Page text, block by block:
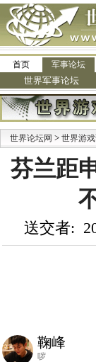
首页 军事论坛
世界军事论坛
世界论坛网 > 世界游
芬兰距
送交者:
鞠峰
哕